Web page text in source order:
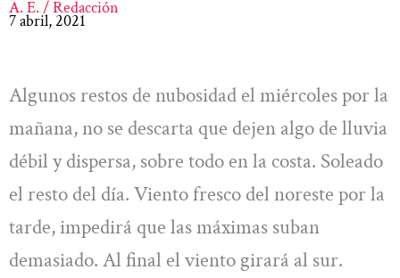
A. E. / Redacción
7 abril, 2021
Algunos restos de nubosidad el miércoles por la
mañana, no se descarta que dejen algo de lluvia
débil y dispersa, sobre todo en la costa. Soleado
el resto del día. Viento fresco del noreste por la
tarde, impedirá que las máximas suban
demasiado. Al final el viento girará al sur.